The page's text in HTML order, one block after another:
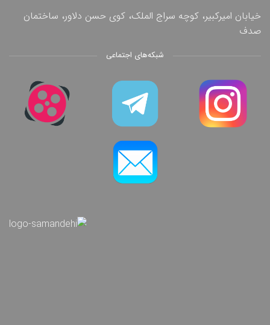
خیابان امیرکبیر، کوچه سراج الملک، کوی حسن دلاور، ساختمان
صدف
شبکه‌های اجتماعی